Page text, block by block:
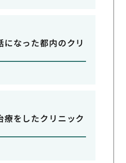
になった都内のクリ
療をしたクリニック